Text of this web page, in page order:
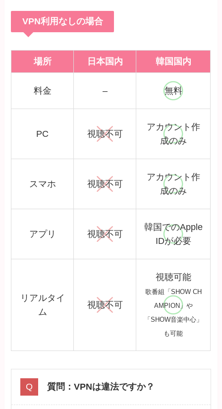
VPN利用なしの場合
場所 日本国内 韓国国内
料金 – 無料
PC 視聴不可
アカウント作
成のみ
スマホ 視聴不可
アカウント作
成のみ
アプリ 視聴不可
韓国でのApple
IDが必要
リアルタイ
ム
視聴不可
視聴可能
歌番組「SHOW CH
AMPION」や
「SHOW音楽中心」
も可能
質問：VPNは違法ですか？